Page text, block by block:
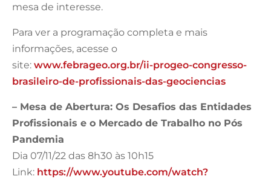
mesa de interesse.
Para ver a programação completa e mais
informações, acesse o
site: www.febrageo.org.br/ii-progeo-congresso-
brasileiro-de-profissionais-das-geociencias
– Mesa de Abertura: Os Desafios das Entidades
Profissionais e o Mercado de Trabalho no Pós
Pandemia
Dia 07/11/22 das 8h30 às 10h15
Link: https://www.youtube.com/watch?